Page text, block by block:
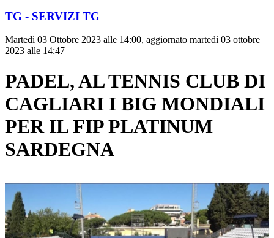
TG - SERVIZI TG
Martedì 03 Ottobre 2023 alle 14:00, aggiornato martedì 03 ottobre
2023 alle 14:47
PADEL, AL TENNIS CLUB DI
CAGLIARI I BIG MONDIALI
PER IL FIP PLATINUM
SARDEGNA